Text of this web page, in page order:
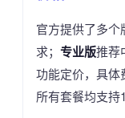
官方提供了多个
求； 专业版推荐
功能定价，具体
所有套餐均支持